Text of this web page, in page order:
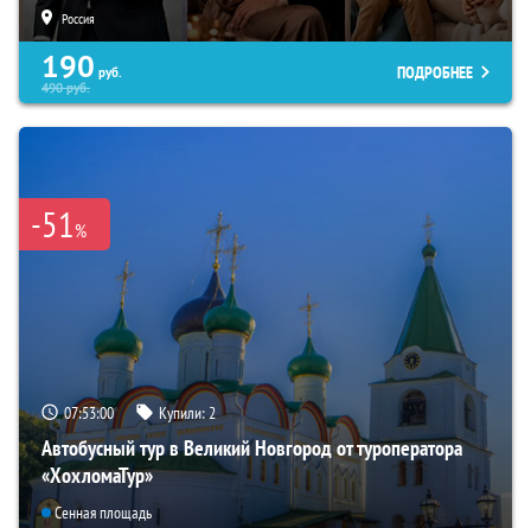
Россия
190 руб.
490руб.
ПОДРОБНЕЕ
-51%
07:52:59 Купили:2
Автобусный тур в Великий Новгород от туроператора
«ХохломаТур»
Сенная площадь